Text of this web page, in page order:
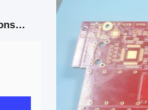
Neem contact met ons op